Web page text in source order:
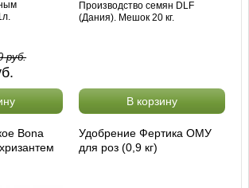
руб.
Производство семян DLF
(Дания). Мешок 20 кг.
В корзину
Bona
Удобрение Фертика ОМУ
для роз (0,9 кг)